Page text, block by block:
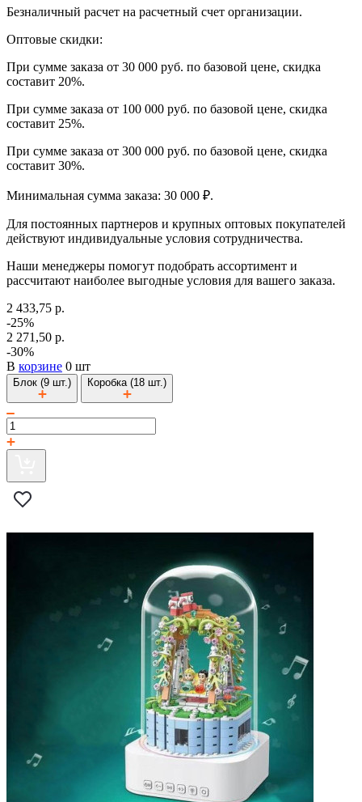
Безналичный расчет на расчетный счет организации.
Оптовые скидки:
При сумме заказа от 30 000 руб. по базовой цене, скидка
составит 20%.
При сумме заказа от 100 000 руб. по базовой цене, скидка
составит 25%.
При сумме заказа от 300 000 руб. по базовой цене, скидка
составит 30%.
Минимальная сумма заказа: 30 000 ₽.
Для постоянных партнеров и крупных оптовых покупателей
действуют индивидуальные условия сотрудничества.
Наши менеджеры помогут подобрать ассортимент и
рассчитают наиболее выгодные условия для вашего заказа.
2 433,75 р.
-25%
2 271,50 р.
-30%
В корзине 0 шт
Блок (9 шт.) Коробка (18 шт.)